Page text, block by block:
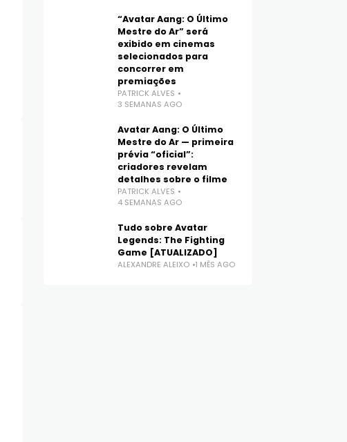
“Avatar Aang: O Último
Mestre do Ar” será
exibido em cinemas
selecionados para
concorrer em
premiações
PATRICK ALVES
3 SEMANAS AGO
Avatar Aang: O Último
Mestre do Ar — primeira
prévia “oficial”:
criadores revelam
detalhes sobre o filme
PATRICK ALVES
4 SEMANAS AGO
Tudo sobre Avatar
Legends: The Fighting
Game [ATUALIZADO]
ALEXANDRE ALEIXO 1 MÊS AGO